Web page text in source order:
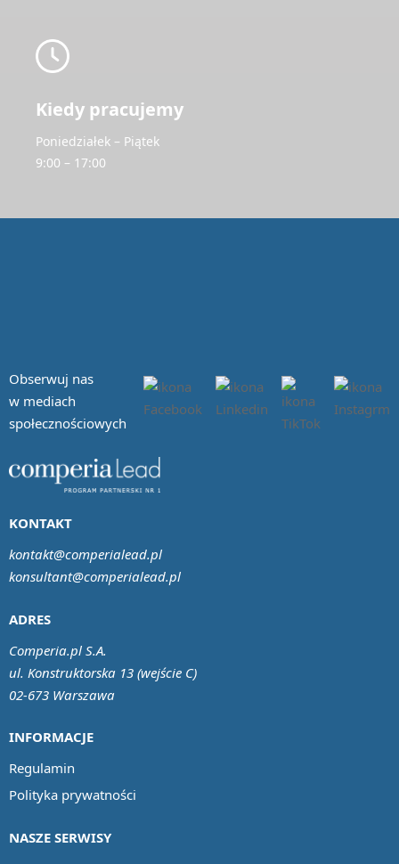
Kiedy pracujemy
Poniedziałek – Piątek
9:00 – 17:00
Obserwuj nas
w mediach
społecznościowych
INFORMACJE
Regulamin
Polityka prywatności
NASZE SERWISY
ADRES
Comperia.pl S.A.
ul. Konstruktorska 13 (wejście C)
02-673 Warszawa
KONTAKT
kontakt@comperialead.pl
konsultant@comperialead.pl